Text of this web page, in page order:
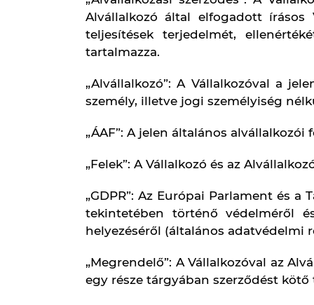
rendelkezésére bocsátott
alvállalkozói díj meghatározásánál
Alvállalkozási szerződés tárgyát
„Ütemterv:” Az Alvállalkozó által a
illetve véghatáridejét tartalmazó,
„Vállalkozási szerződés”: A
„Vállalkozó”: A Gépszer
17-09-002598)
2.Az ÁAF, illetve az
2.1. A jelen ÁAF annak
2.2.
Alvállalkozó között a
valamennyi szerződésre,